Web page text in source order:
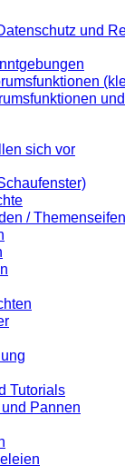
und
sich vor
/ Themenseifen
Tutorials
Pannen